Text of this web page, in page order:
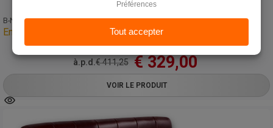
B-NAPOLI-ANTHRACITE96
En Sur-Commande
à.p.d.€411,25 €329,00
VOIR LE PRODUIT